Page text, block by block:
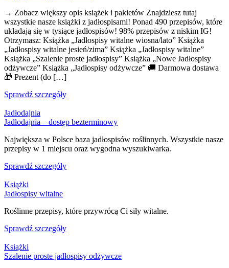
→ Zobacz większy opis książek i pakietów Znajdziesz tutaj
wszystkie nasze książki z jadłospisami! Ponad 490 przepisów, które
układają się w tysiące jadłospisów! 98% przepisów z niskim IG!
Otrzymasz: Książka „Jadłospisy witalne wiosna/lato” Książka
„Jadłospisy witalne jesień/zima” Książka „Jadłospisy witalne”
Książka „Szalenie proste jadłospisy” Książka „Nowe Jadłospisy
odżywcze” Książka „Jadłospisy odżywcze” 🚚 Darmowa dostawa
🎁 Prezent (do […]
Sprawdź szczegóły
Jadłodajnia
Jadłodajnia – dostęp bezterminowy
Największa w Polsce baza jadłospisów roślinnych. Wszystkie nasze
przepisy w 1 miejscu oraz wygodna wyszukiwarka.
Sprawdź szczegóły
Książki
Jadłospisy witalne
Roślinne przepisy, które przywrócą Ci siły witalne.
Sprawdź szczegóły
Książki
Szalenie proste jadłospisy odżywcze